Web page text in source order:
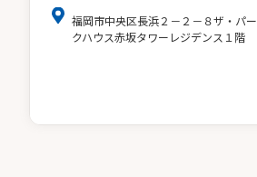
福岡市中央区長浜２－２－８ザ・パー
クハウス赤坂タワーレジデンス１階